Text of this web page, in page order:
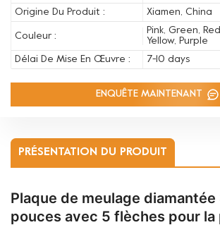
Origine Du Produit :
Xiamen, China
Couleur :
Pink, Green,
Yellow, Purple
Délai De Mise En Œuvre :
7-10 days
ENQUÊTE MAINTENANT
PRÉSENTATION DU PRODUIT
Plaque de meulage diamantée
pouces avec 5 flèches pour